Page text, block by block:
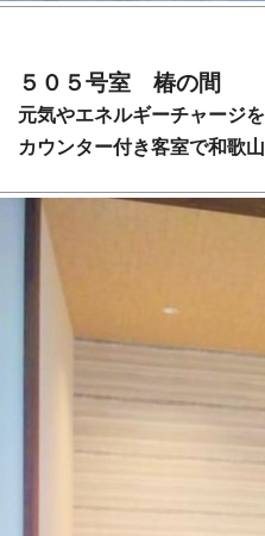
５０５号室 椿の間
元気やエネルギーチャージ
カウンター付き客室で和歌